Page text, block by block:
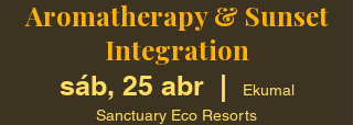
Aromatherapy & Sunset
Integration
sáb, 25 abr
  |
Ekumal
Sanctuary Eco Resorts